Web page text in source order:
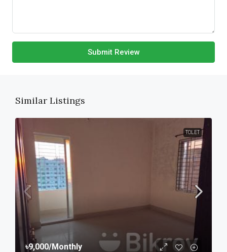
Submit Review
Similar Listings
TOLET
৳9,000/Monthly